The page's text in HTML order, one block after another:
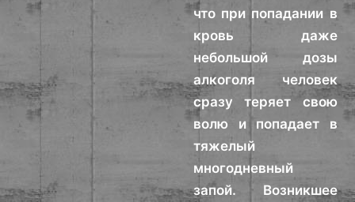
что при попадании в
кровь даже
небольшой дозы
алкоголя человек
сразу теряет свою
волю и попадает в
тяжелый
многодневный
запой. Возникшее